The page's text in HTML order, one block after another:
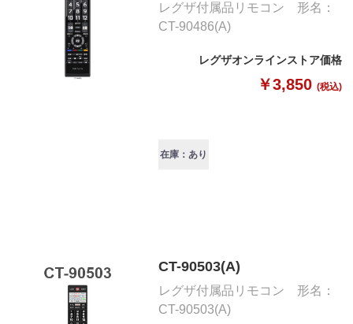
レグザ付属品リモコン 形名：
CT-90486(A)
レグザオンラインストア価格
￥3,850 (税込)
在庫：あり
CT-90503(A)
レグザ付属品リモコン 形名：
CT-90503(A)